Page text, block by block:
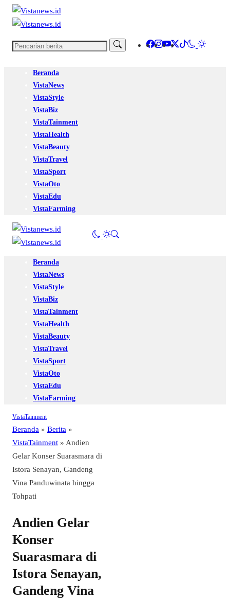
Beranda
VistaNews
VistaStyle
VistaBiz
VistaTainment
VistaHealth
VistaBeauty
VistaTravel
VistaSport
VistaOto
VistaEdu
VistaFarming
Beranda
VistaNews
VistaStyle
VistaBiz
VistaTainment
VistaHealth
VistaBeauty
VistaTravel
VistaSport
VistaOto
VistaEdu
VistaFarming
VistaTainment
Beranda » Berita »
VistaTainment » Andien
Gelar Konser Suarasmara di
Istora Senayan, Gandeng
Vina Panduwinata hingga
Tohpati
Andien Gelar
Konser
Suarasmara di
Istora Senayan,
Gandeng Vina